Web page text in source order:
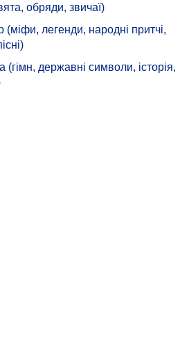
обряди, звичаї)
(міфи, легенди, народні притчі,
(гімн, державні символи, історія,